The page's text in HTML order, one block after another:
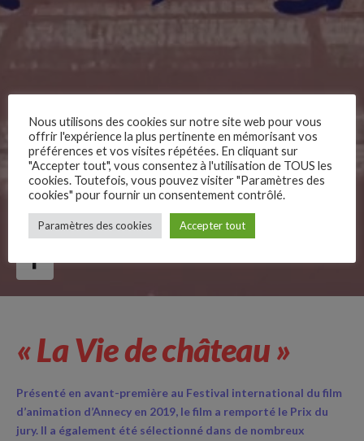
Follow Us
« La Vie de château »
Présenté en avant-première au Festival international du film
d’animation d’Annecy en 2019, le film a remporté le Prix du
jury. Il a également été sélectionné dans de nombreux
Nous utilisons des cookies sur notre site web pour vous
offrir l'expérience la plus pertinente en mémorisant vos
préférences et vos visites répétées. En cliquant sur
"Accepter tout", vous consentez à l'utilisation de TOUS les
cookies. Toutefois, vous pouvez visiter "Paramètres des
cookies" pour fournir un consentement contrôlé.
Paramètres des cookies Accepter tout